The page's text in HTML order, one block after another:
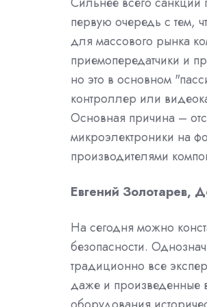
первую очередь с тем,
для массового рынка
приемопередатчики и
но это в основном
контроллер или
Основная причина –
микроэлектроники на
производителями
Евгений Золотарев,
На сегодня можно
безопасности.
традиционно все
даже и произведенные